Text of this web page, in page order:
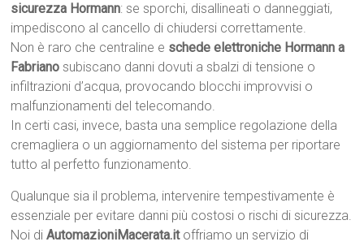
sicurezza Hormann: se sporchi, disallineati o danneggiati,
impediscono al cancello di chiudersi correttamente.
Non è raro che centraline e schede elettroniche Hormann a
Fabriano subiscano danni dovuti a sbalzi di tensione o
infiltrazioni d’acqua, provocando blocchi improvvisi o
malfunzionamenti del telecomando.
In certi casi, invece, basta una semplice regolazione della
cremagliera o un aggiornamento del sistema per riportare
tutto al perfetto funzionamento.
Qualunque sia il problema, intervenire tempestivamente è
essenziale per evitare danni più costosi o rischi di sicurezza.
Noi diAutomazioniMacerata.itoffriamo un servizio di